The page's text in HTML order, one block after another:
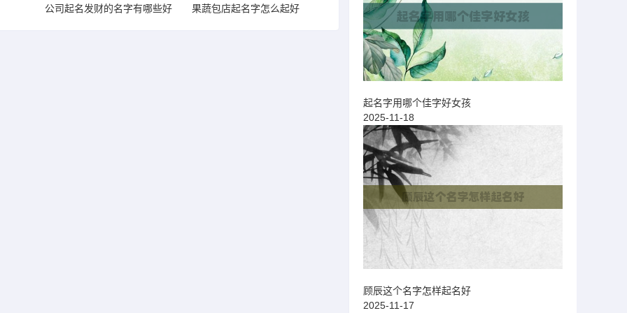
公司起名发财的名字有哪些好 果蔬包店起名字怎么起好
起名字用哪个佳字好女孩
2025-11-18
顾辰这个名字怎样起名好
2025-11-17